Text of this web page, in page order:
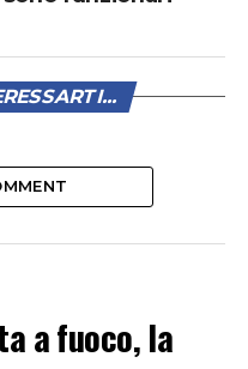
a fuoco, la